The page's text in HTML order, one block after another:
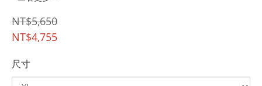
NT$5,650
NT$4,755
尺寸